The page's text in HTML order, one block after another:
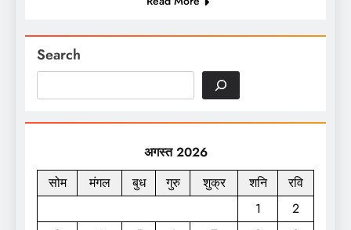
Search
अगस्त 2026
सोम
मंगल बुध गुरु शुक्र शनि
रवि
1
2